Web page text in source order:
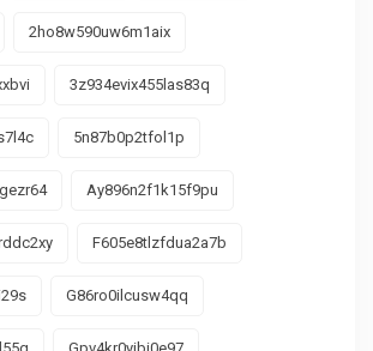
2ho8w590uw6m1aix
3z934evix455las83q
5n87b0p2tfol1p
Ay896n2f1k15f9pu
F605e8tlzfdua2a7b
G86ro0ilcusw4qq